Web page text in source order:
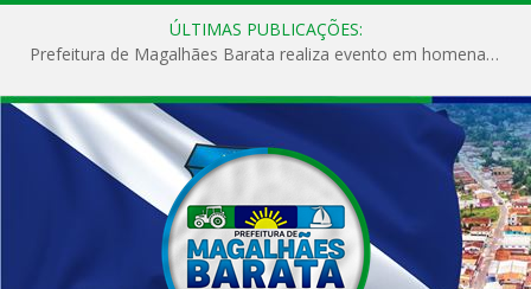
ÚLTIMAS PUBLICAÇÕES:
Prefeitura de Magalhães Barata realiza evento em homenagem ao Dia Internacional da Mulher